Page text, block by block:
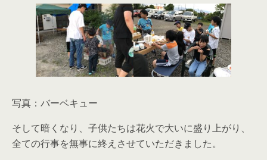
写真：バーベキュー
そして暗くなり、子供たちは花火で大いに盛り上がり、
全ての行事を無事に終えさせていただきました。